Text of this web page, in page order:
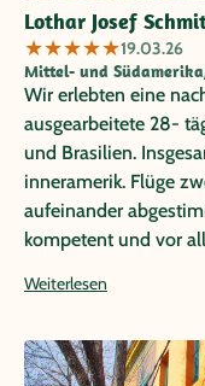
Lothar Josef
★★★★★19.03.26
Mittel- und
Wir erlebten eine
ausgearbeitete 28-
und Brasilien.
inneramerik. Flüge
aufeinander
kompetent und vor
2020
Weiterlesen